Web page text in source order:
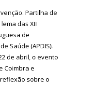
Partilha de
das XII
de
Saúde (APDIS).
de abril, o evento
Coimbra e
sobre o